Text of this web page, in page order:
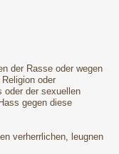
der Rasse oder wegen
oder
oder der sexuellen
gegen diese
verherrlichen, leugnen